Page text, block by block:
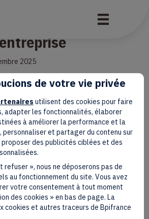
réussir ma
2025
? Repartez avec les clés pour
entreprise. Pour vous inscrire : dans le
la thématique « les clés pour réussir
avec BGE Sud-Ouest » et le lieu
légales
personnelles
: non conforme
des cookies
de votre vie privée
utilisent des cookies pour faire
adapter les fonctionnalités, élaborer
à améliorer la performance et la
personnaliser et partager du contenu sur
proposer des publicités ciblées et des
refuser », nous ne déposerons pas de
au fonctionnement du site. Vous avez
votre consentement à tout moment
des cookies » en bas de page. La
cookies et autres traceurs de Bpifrance